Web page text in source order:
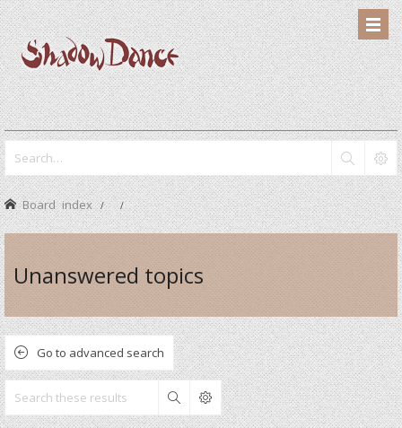
Board index
Unanswered topics
Go to advanced search
Search